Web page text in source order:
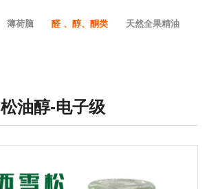
薄荷脑 醛 、醇、酮类 天然全果精油
松油醇-电子级